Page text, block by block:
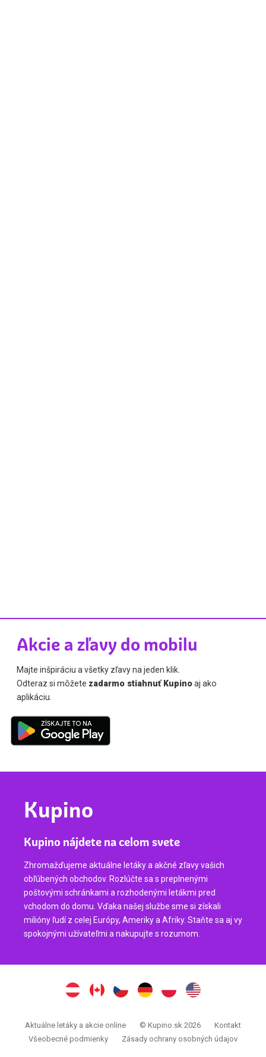
Akcie a zľavy do mobilu
Majte inšpiráciu a všetky zľavy na jeden klik.
Odteraz si môžete zadarmo stiahnuť Kupinoaj ako
aplikáciu.
Kupino
Kupino nájdete na celom svete
Zhromažďujeme aktuálne letáky a akčné zľavy vašich
obľúbených obchodov. Rozlúčte sa s preplnenými
poštovými schránkami a rozhodenými letákmi pred
vchodom do domu. Vďaka našej službe sme si získali
milióny ľudí z celej Európy, Ameriky a Afriky. Staňte sa aj vy
spokojnými užívateľmi a nakupujte s rozumom.
Aktuálne letáky a akcie online © Kupino.sk 2026
Kontakt
Všeobecné podmienky
Zásady ochrany osobných údajov